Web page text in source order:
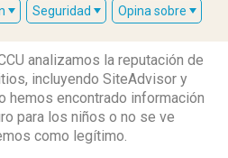
Seguridad Opina sobre
analizamos la reputación de
incluyendo SiteAdvisor y
hemos encontrado información
para los niños o no se ve
como legítimo.